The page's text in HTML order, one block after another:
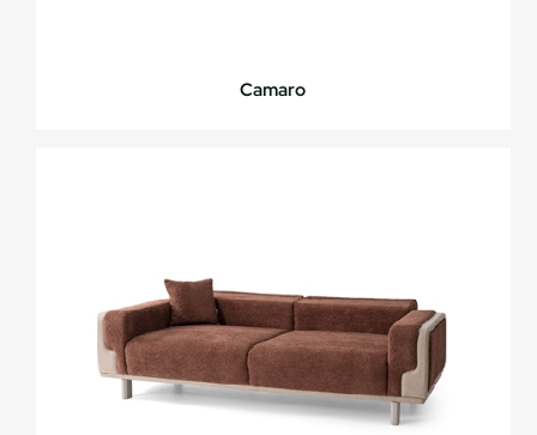
Camaro